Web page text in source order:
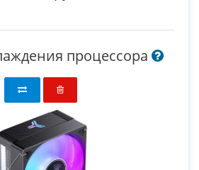
процессора